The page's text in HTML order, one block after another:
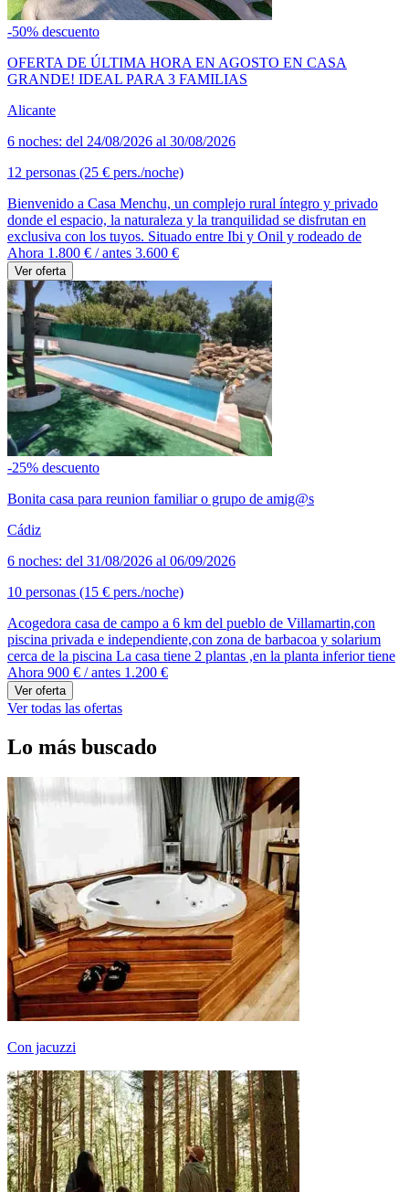
-50% descuento
OFERTA DE ÚLTIMA HORA EN AGOSTO EN CASA
GRANDE! IDEAL PARA 3 FAMILIAS
Alicante
6 noches: del 24/08/2026 al 30/08/2026
12 personas (25 € pers./noche)
Bienvenido a Casa Menchu, un complejo rural íntegro y privado
donde el espacio, la naturaleza y la tranquilidad se disfrutan en
exclusiva con los tuyos. Situado entre Ibi y Onil y rodeado de
Ahora 1.800 € / antes 3.600 €
Ver oferta
-25% descuento
Bonita casa para reunion familiar o grupo de amig@s
Cádiz
6 noches: del 31/08/2026 al 06/09/2026
10 personas (15 € pers./noche)
Acogedora casa de campo a 6 km del pueblo de Villamartin,con
piscina privada e independiente,con zona de barbacoa y solarium
cerca de la piscina La casa tiene 2 plantas ,en la planta inferior tiene
Ahora 900 € / antes 1.200 €
Ver oferta
Ver todas las ofertas
Lo más buscado
Con jacuzzi